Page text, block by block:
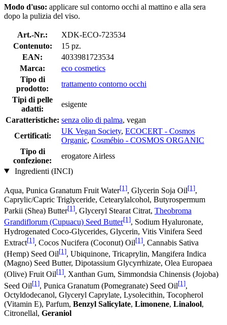
Modo d'uso: applicare sul contorno occhi al mattino e alla sera
dopo la pulizia del viso.
Art.-Nr.:
XDK-ECO-723534
Contenuto:
15 pz.
EAN:
4033981723534
Marca:
eco cosmetics
Tipo di
prodotto:
trattamento contorno occhi
Tipi di pelle
adatti:
esigente
Caratteristiche: senza olio di palma, vegan
Certificati:
UK Vegan Society, ECOCERT - Cosmos
Organic, Cosmébio - COSMOS ORGANIC
Tipo di
confezione:
erogatore Airless
Ingredienti (INCI)
Aqua, Punica Granatum Fruit Water[1], Glycerin Soja Oil[1],
Caprylic/Capric Triglyceride, Cetearylalcohol, Butyrospermum
Parkii (Shea) Butter[1], Glyceryl Stearat Citrat, Theobroma
Grandiflorum (Cupuacu) Seed Butter[1], Sodium Hyaluronate,
Hydrogenated Coco-Glycerides, Glycerin, Vitis Vinifera Seed
Extract[1], Cocos Nucifera (Coconut) Oil[1], Cannabis Sativa
(Hemp) Seed Oil[1], Ubiquinone, Tricaprylin, Mangifera Indica
(Magno) Seed Butter, Dipotassium Glycyrrhizate, Olea Europaea
(Olive) Fruit Oil[1], Xanthan Gum, Simmondsia Chinensis (Jojoba)
Seed Oil[1], Punica Granatum (Pomegranate) Seed Oil[1],
Octyldodecanol, Glyceryl Caprylate, Lysolecithin, Tocopherol
(Vitamin E), Parfum, Benzyl Salicylate, Limonene, Linalool,
Citronellal, Geraniol